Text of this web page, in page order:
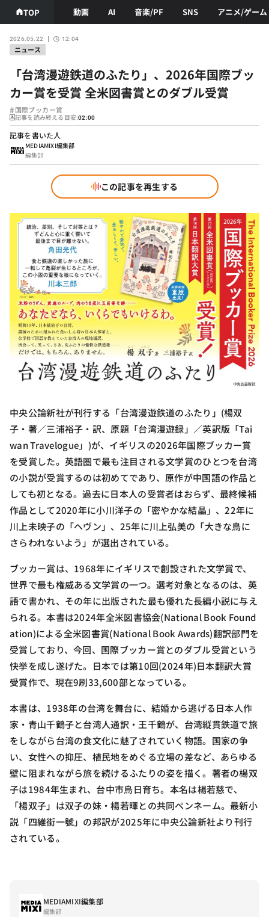
TOP 動画 AI 音楽/PF SNS アニメ/ゲーム
ニュース
2026.05.22 12:04
「台湾漫遊鉄道のふたり」、2026年国際ブッ
カー賞を受賞 全米図書賞とのダブル受賞
# 国際ブッカー賞
記事を読み終える目安:02:00
記事を書いた人
MEDIAMIXI編集部
編集部
この記事を再生する
中央公論新社が刊行する「台湾漫遊鉄道のふたり」(楊双
子・著／三浦裕子・訳、原題「台湾漫遊録」／英訳版「Tai
wan Travelogue」)が、イギリスの2026年国際ブッカー賞
を受賞した。英語圏で最も注目される文学賞のひとつを台湾
の小説が受賞するのは初めてであり、原作が中国語の作品と
しても初となる。過去に日本人の受賞者はおらず、最終候補
作品として2020年に小川洋子の「密やかな結晶」、22年に
川上未映子の「ヘヴン」、25年に川上弘美の「大きな鳥に
さらわれないよう」が選出されている。
ブッカー賞は、1968年にイギリスで創設された文学賞で、
世界で最も権威ある文学賞の一つ。選考対象となるのは、英
語で書かれ、その年に出版された最も優れた長編小説に与え
られる。本書は2024年全米図書協会(National Book Found
ation)による全米図書賞(National Book Awards)翻訳部門を
受賞しており、今回、国際ブッカー賞とのダブル受賞という
快挙を成し遂げた。日本では第10回(2024年)日本翻訳大賞
受賞作で、現在9刷33,600部となっている。
本書は、1938年の台湾を舞台に、結婚から逃げる日本人作
家・青山千鶴子と台湾人通訳・王千鶴が、台湾縦貫鉄道で旅
をしながら台湾の食文化に魅了されていく物語。国家の争
い、女性への抑圧、植民地をめぐる立場の差など、あらゆる
壁に阻まれながら旅を続けるふたりの姿を描く。著者の楊双
子は1984年生まれ、台中市烏日育ち。本名は楊若慈で、
「楊双子」は双子の妹・楊若暉との共同ペンネーム。最新小
説「四維街一號」の邦訳が2025年に中央公論新社より刊行
されている。
MEDIAMIXI編集部
編集部